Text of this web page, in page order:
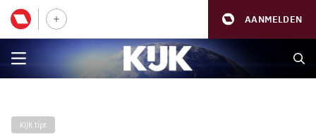
AANMELDEN
KIJK tipt